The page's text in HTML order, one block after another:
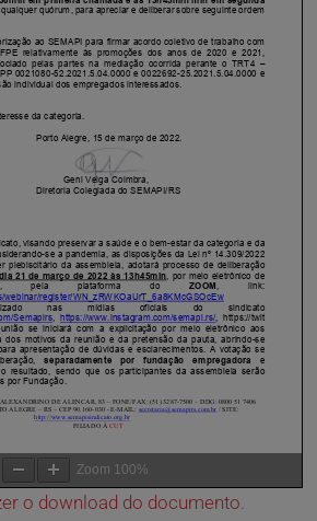
Zoom 100%
o download do documento.